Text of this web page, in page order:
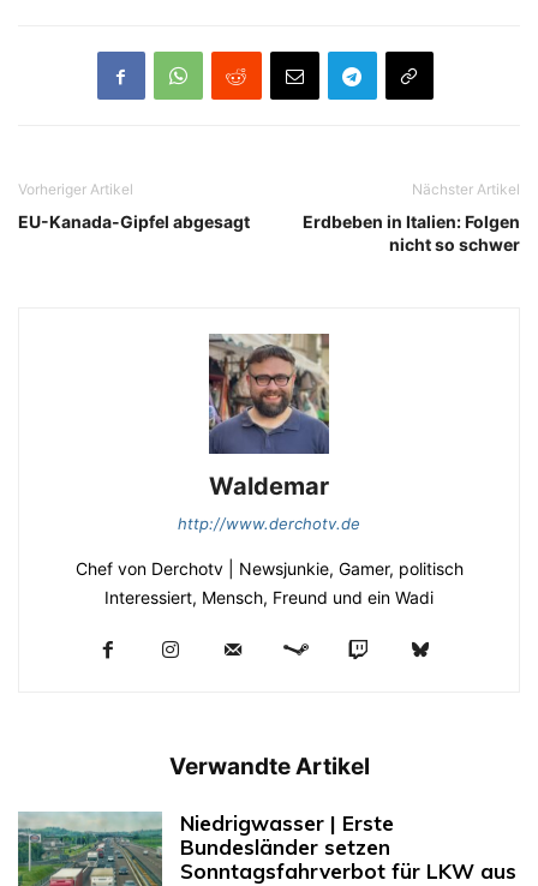
Vorheriger Artikel
EU-Kanada-Gipfel abgesagt
Nächster Artikel
Erdbeben in Italien: Folgen
nicht so schwer
Waldemar
http://www.derchotv.de
Chef von Derchotv | Newsjunkie, Gamer, politisch
Interessiert, Mensch, Freund und ein Wadi
Verwandte Artikel
Niedrigwasser | Erste
Bundesländer setzen
Sonntagsfahrverbot für LKW aus